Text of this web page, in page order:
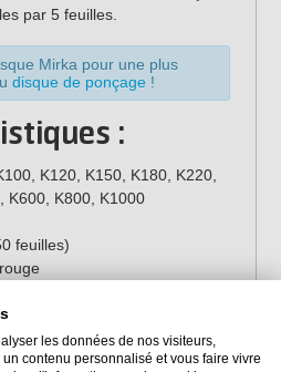
par 5 feuilles.
Mirka pour une plus
disque de ponçage!
:
K120, K150, K180, K220,
K600, K800, K1000
feuilles)
les données de nos visiteurs,
contenu personnalisé et vous faire vivre